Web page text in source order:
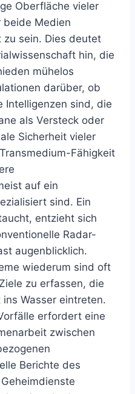
Oberfläche vieler
beide Medien
zu sein. Dies deutet
hin, die
mühelos
darüber, ob
Intelligenzen sind, die
als Versteck oder
Sicherheit vieler
Fähigkeit
auf ein
sind. Ein
entzieht sich
Radar-
augenblicklich.
wiederum sind oft
zu erfassen, die
Wasser eintreten.
erfordert eine
zwischen
Berichte des